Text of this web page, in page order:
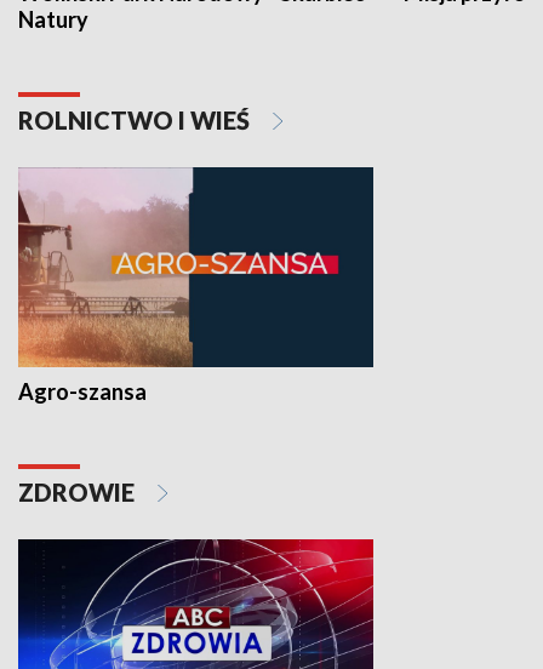
Natury
ROLNICTWO I WIEŚ
Agro-szansa
ZDROWIE